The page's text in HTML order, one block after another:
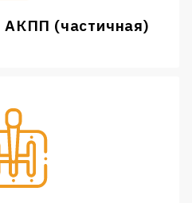
АКПП (частичная)